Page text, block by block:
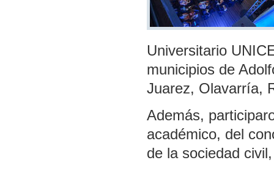
Universitario
municipios de
Juarez, Olavarría,
Además,
académico, del
de la sociedad